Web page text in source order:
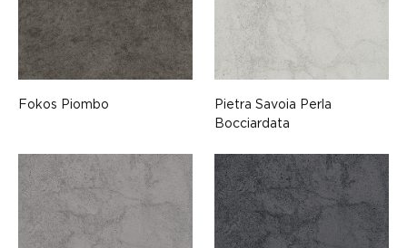
Fokos Piombo
Pietra Savoia Perla
Bocciardata